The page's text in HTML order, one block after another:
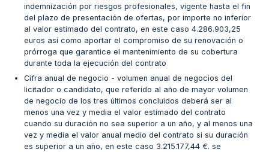
indemnización por riesgos profesionales, vigente hasta el fin
del plazo de presentación de ofertas, por importe no inferior
al valor estimado del contrato, en este caso 4.286.903,25
euros así como aportar el compromiso de su renovación o
prórroga que garantice el mantenimiento de su cobertura
durante toda la ejecución del contrato
Cifra anual de negocio - volumen anual de negocios del
licitador o candidato, que referido al año de mayor volumen
de negocio de los tres últimos concluidos deberá ser al
menos una vez y media el valor estimado del contrato
cuando su duración no sea superior a un año, y al menos una
vez y media el valor anual medio del contrato si su duración
es superior a un año, en este caso 3.215.177,44 €. se